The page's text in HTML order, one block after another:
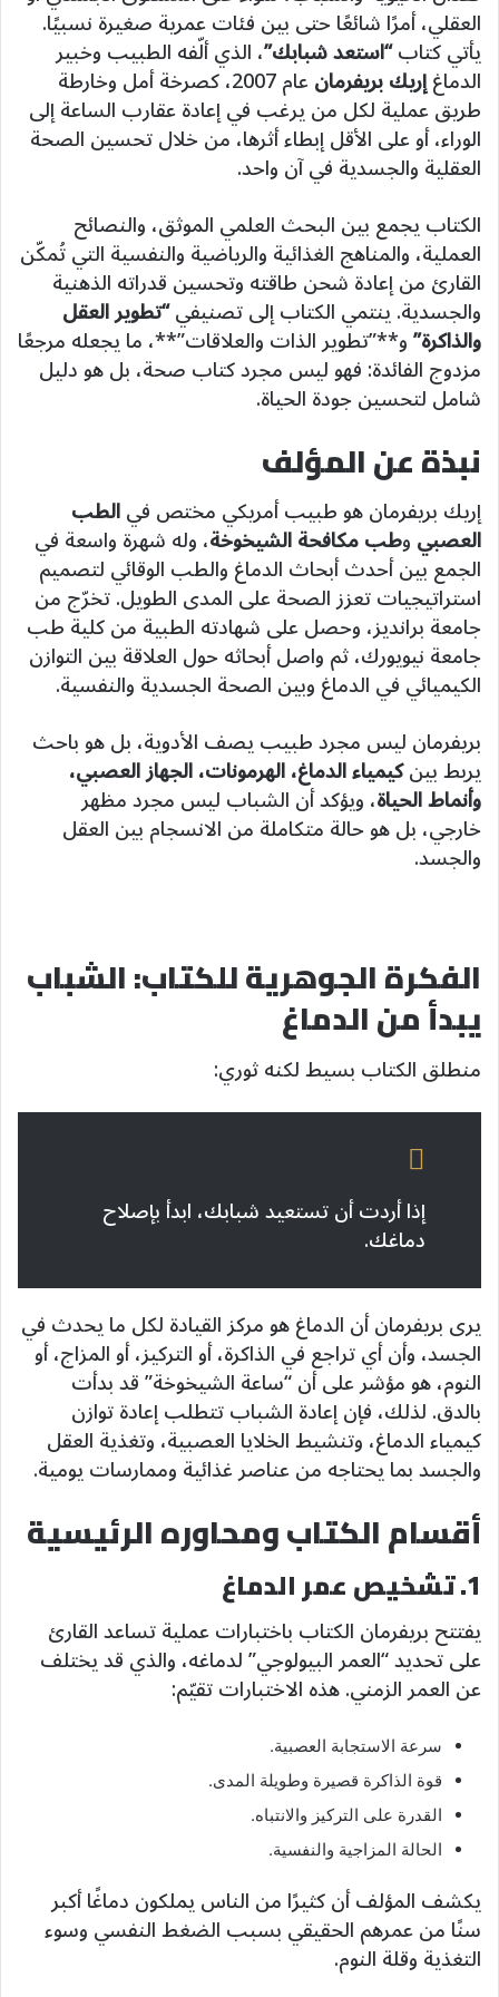
العقلي، أمرًا شائعًا حتى بين فئات عمرية صغيرة نسبيًا.
يأتي كتاب“استعد شبابك”، الذي ألّفه الطبيب وخبير
الدماغإريك بريفرمان عام 2007، كصرخة أمل وخارطة
طريق عملية لكل من يرغب في إعادة عقارب الساعة إلى
الوراء، أو على الأقل إبطاء أثرها، من خلال تحسين الصحة
العقلية والجسدية في آن واحد.
الكتاب يجمع بين البحث العلمي الموثق، والنصائح
العملية، والمناهج الغذائية والرياضية والنفسية التي تُمكّن
القارئ من إعادة شحن طاقته وتحسين قدراته الذهنية
والجسدية. ينتمي الكتاب إلى تصنيفي“تطوير العقل
والذاكرة”و**”تطوير الذات والعلاقات”**، ما يجعله مرجعًا
مزدوج الفائدة: فهو ليس مجرد كتاب صحة، بل هو دليل
شامل لتحسين جودة الحياة.
نبذة عن المؤلف
إريك بريفرمان هو طبيب أمريكي مختص فيالطب
العصبيوطب مكافحة الشيخوخة، وله شهرة واسعة في
الجمع بين أحدث أبحاث الدماغ والطب الوقائي لتصميم
استراتيجيات تعزز الصحة على المدى الطويل. تخرّج من
جامعة برانديز، وحصل على شهادته الطبية من كلية طب
جامعة نيويورك، ثم واصل أبحاثه حول العلاقة بين التوازن
الكيميائي في الدماغ وبين الصحة الجسدية والنفسية.
بريفرمان ليس مجرد طبيب يصف الأدوية، بل هو باحث
يربط بينكيمياء الدماغ، الهرمونات، الجهاز العصبي،
وأنماط الحياة، ويؤكد أن الشباب ليس مجرد مظهر
خارجي، بل هو حالة متكاملة من الانسجام بين العقل
والجسد.
الفكرة الجوهرية للكتاب: الشباب
يبدأ من الدماغ
منطلق الكتاب بسيط لكنه ثوري:
إذا أردت أن تستعيد شبابك، ابدأ بإصلاح
دماغك.
يرى بريفرمان أن الدماغ هو مركز القيادة لكل ما يحدث في
الجسد، وأن أي تراجع في الذاكرة، أو التركيز، أو المزاج، أو
النوم، هو مؤشر على أن “ساعة الشيخوخة” قد بدأت
بالدق. لذلك، فإن إعادة الشباب تتطلب إعادة توازن
كيمياء الدماغ، وتنشيط الخلايا العصبية، وتغذية العقل
والجسد بما يحتاجه من عناصر غذائية وممارسات يومية.
أقسام الكتاب ومحاوره الرئيسية
1. تشخيص عمر الدماغ
يفتتح بريفرمان الكتاب باختبارات عملية تساعد القارئ
على تحديد “العمر البيولوجي” لدماغه، والذي قد يختلف
عن العمر الزمني. هذه الاختبارات تقيّم:
سرعة الاستجابة العصبية.
قوة الذاكرة قصيرة وطويلة المدى.
القدرة على التركيز والانتباه.
الحالة المزاجية والنفسية.
يكشف المؤلف أن كثيرًا من الناس يملكون دماغًا أكبر
سنًا من عمرهم الحقيقي بسبب الضغط النفسي وسوء
التغذية وقلة النوم.